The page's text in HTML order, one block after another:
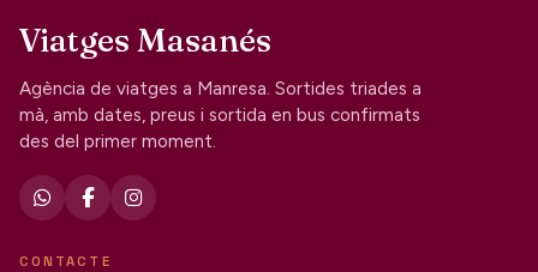
Viatges Masanés
Agència de viatges a Manresa. Sortides triades a
mà, amb dates, preus i sortida en bus confirmats
des del primer moment.
CONTACTE